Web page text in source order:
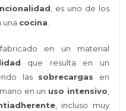
, es uno de los
una cocina.
en un material
que resulta en un
las sobrecargas en
en un uso intensivo,
, incluso muy